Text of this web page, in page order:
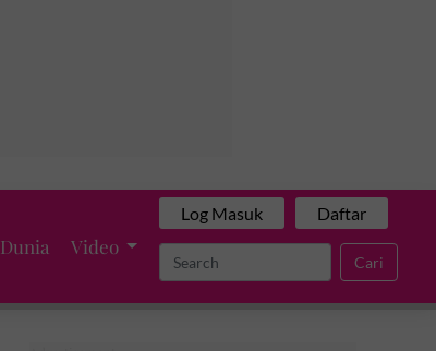
Dunia Video
Log Masuk Daftar
Cari